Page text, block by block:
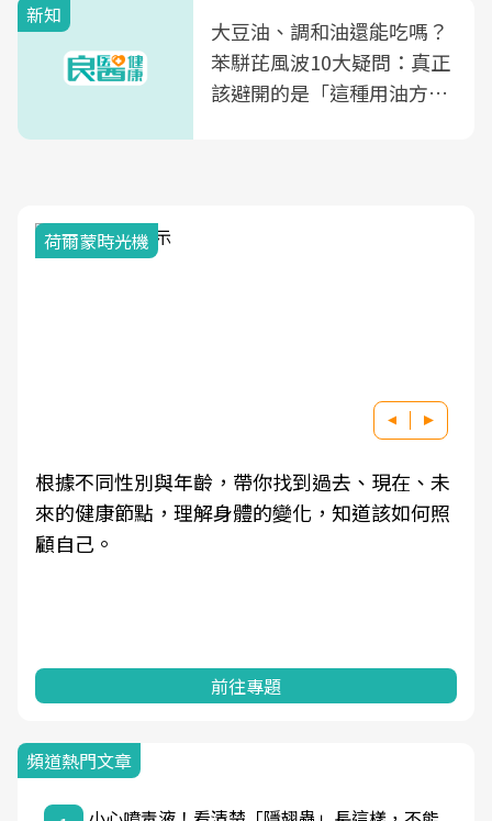
新知
大豆油、調和油還能吃嗎？
苯駢芘風波10大疑問：真正
該避開的是「這種用油方
荷爾蒙時光機
根據不同性別與年齡，帶你找到過去、現在、未
來的健康節點，理解身體的變化，知道該如何照
顧自己。
前往專題
頻道熱門文章